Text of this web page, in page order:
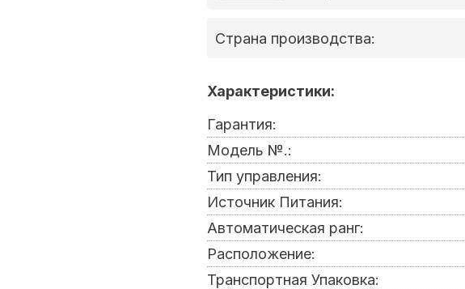
Страна производства:
Характеристики:
Гарантия:
Модель №.:
Тип управления:
Источник Питания:
Автоматическая ранг:
Расположение:
Транспортная Упаковка: